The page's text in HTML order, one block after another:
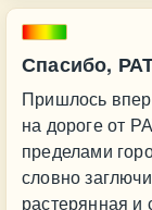
Спасибо,
Пришлось
на дороге от
пределами
словно
растерянная и